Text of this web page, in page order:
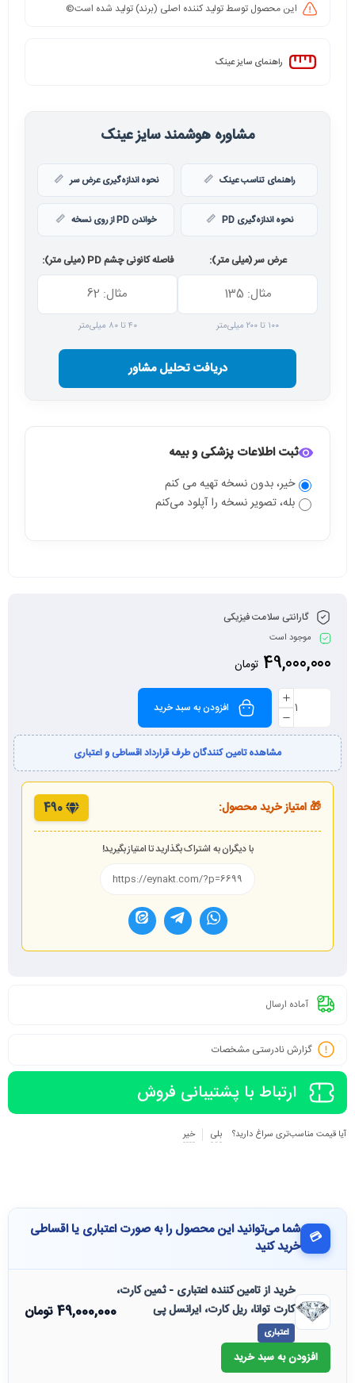
این محصول توسط تولید کننده اصلی (برند) تولید شده است©️
راهنمای سایز عینک
مشاوره هوشمند سایز عینک
راهنمای تناسب عینک نحوه اندازه‌گیری عرض سر
نحوه اندازه‌گیری PD خواندن PD از روی نسخه
عرض سر (میلی متر):
۱۰۰ تا ۲۰۰ میلی‌متر
فاصله کانونی چشم PD (میلی متر):
۴۰ تا ۸۰ میلی‌متر
دریافت تحلیل مشاور
ثبت اطلاعات پزشکی و بیمه
خیر، بدون نسخه تهیه می کنم
بله، تصویر نسخه را آپلود می‌کنم
گارانتی سلامت فیزیکی
موجود است
49,000,000 تومان
افزودن به سبد خرید
مشاهده تامین کنندگان طرف قرارداد اقساطی و اعتباری
🎁 امتیاز خرید محصول: 490
با دیگران به اشتراک بگذارید تا امتیاز بگیرید!
آماده ارسال
گزارش نادرستی مشخصات
ارتباط با پشتیبانی فروش
آیا قیمت مناسب‌تری سراغ دارید؟ بلی خیر
💳 شما می‌توانید این محصول را به صورت اعتباری یا اقساطی
خرید کنید
خرید از تامین کننده اعتباری - ثمین کارت،
کارت توانا، ریل کارت، ایرانسل پی
اعتباری
49,000,000تومان
افزودن به سبد خرید